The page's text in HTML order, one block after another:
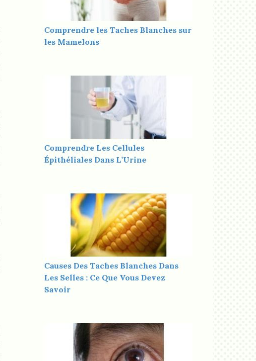
Comprendre les Taches Blanches sur
les Mamelons
Comprendre Les Cellules
Épithéliales Dans L’Urine
Causes Des Taches Blanches Dans
Les Selles : Ce Que Vous Devez
Savoir